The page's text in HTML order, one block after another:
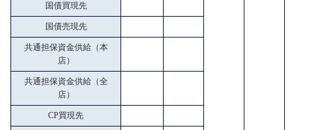
国債買現先
国債売現先
共通担保資金供給（本
店）
共通担保資金供給（全
店）
CP買現先